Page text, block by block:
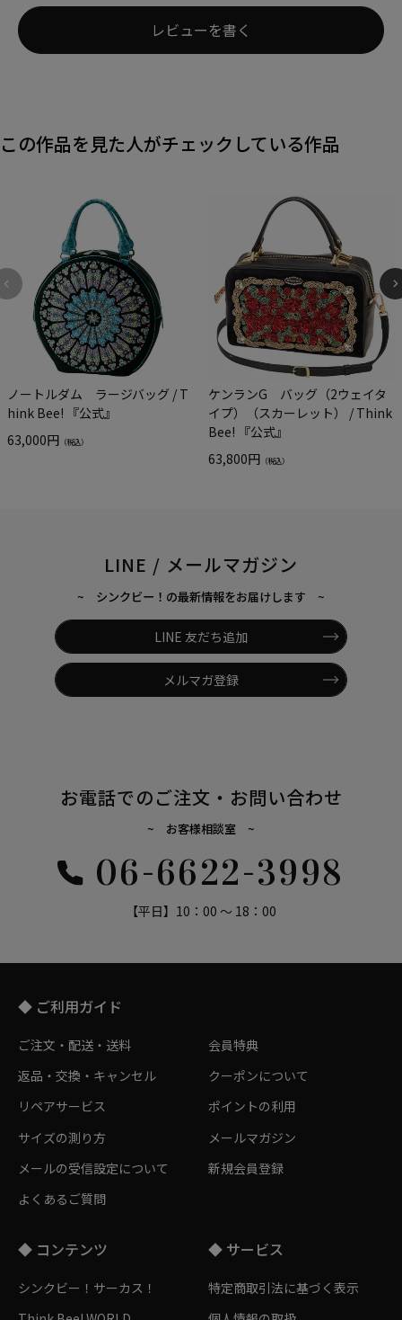
レビューを書く
この作品を見た人がチェックしている作品
ノートルダム ラージバッグ / T
hink Bee! 『公式』
63,000円 （税込）
ケンランG バッグ（2ウェイタ
イプ）（スカーレット） / Think
Bee! 『公式』
63,800円 （税込）
LINE / メールマガジン
~ シンクビー！の最新情報をお届けします ~
LINE 友だち追加
メルマガ登録
お電話でのご注文・お問い合わせ
~ お客様相談室 ~
06-6622-3998
【平日】10：00 ～ 18：00
◆ ご利用ガイド
ご注文・配送・送料
返品・交換・キャンセル
リペアサービス
サイズの測り方
メールの受信設定について
よくあるご質問
会員特典
クーポンについて
ポイントの利用
メールマガジン
新規会員登録
◆ コンテンツ
シンクビー！サーカス！
◆ サービス
特定商取引法に基づく表示